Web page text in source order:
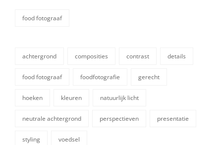
categorieën
food fotograaf
achtergrond composities contrast details
food fotograaf foodfotografie gerecht
hoeken kleuren natuurlijk licht
neutrale achtergrond perspectieven presentatie
styling voedsel